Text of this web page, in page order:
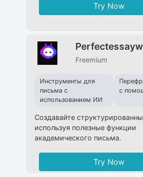
Try Now
Freemium
Инструменты для
письма с
использованием ИИ
с
Создавайте
используя полезные функции
академического письма.
Try Now